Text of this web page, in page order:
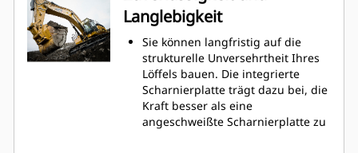
gesenkt werden.
Der Kraftstoffverbrauch ist beim
Graben am höchsten. Cat-Löffel
sind so ausgelegt, dass sie schnell
durch das Material schneiden,
wodurch die Betriebseffizienz der
Maschine insgesamt verbessert
wird.
Langlebigkeit
Sie können langfristig auf die
strukturelle Unversehrtheit Ihres
Löffels bauen. Die integrierte
Scharnierplatte trägt dazu bei, die
Kraft besser als eine
angeschweißte Scharnierplatte zu